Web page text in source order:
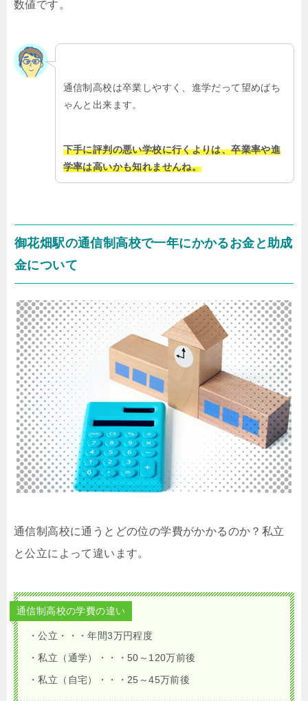
数値です。
通信制高校は卒業しやすく、進学だって望めばち
ゃんと出来ます。
下手に評判の悪い学校に行くよりは、卒業率や進
学率は高いかも知れませんね。
御花畑駅の通信制高校で一年にかかるお金と助成
金について
通信制高校に通うとどの位の学費がかかるのか？私立
と公立によって違います。
通信制高校の学費の違い
・公立・・・年間3万円程度
・私立（通学）・・・50～120万前後
・私立（自宅）・・・25～45万前後